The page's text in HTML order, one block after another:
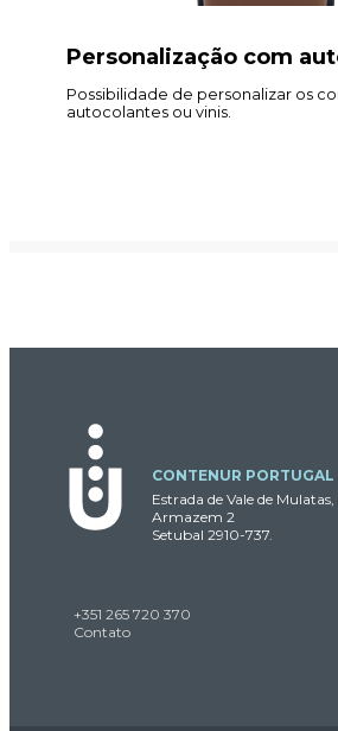
Personalização com
Possibilidade de personalizar os
autocolantes ou vinis.
CONTENUR PORTUGAL
Estrada de Vale de Mulatas,
Armazem 2
Setubal 2910-737.
+351 265 720 370
Contato